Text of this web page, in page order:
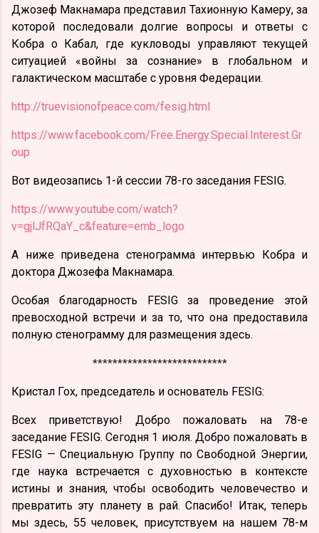
Джозеф Макнамара представил Тахионную Камеру, за
которой последовали долгие вопросы и ответы с
Кобра о Кабал, где кукловоды управляют текущей
ситуацией «войны за сознание» в глобальном и
галактическом масштабе с уровня Федерации.
http://truevisionofpeace.com/fesig.html
https://www.facebook.com/Free.Energy.Special.Interest.Gr
oup
Вот видеозапись 1-й сессии 78-го заседания FESIG.
https://www.youtube.com/watch?
v=gjlJfRQaY_c&feature=emb_logo
А ниже приведена стенограмма интервью Кобра и
доктора Джозефа Макнамара.
Особая благодарность FESIG за проведение этой
превосходной встречи и за то, что она предоставила
полную стенограмму для размещения здесь.
***************************
Кристал Гох, председатель и основатель FESIG:
Всех приветствую! Добро пожаловать на 78-е
заседание FESIG. Сегодня 1 июля. Добро пожаловать в
FESIG — Специальную Группу по Свободной Энергии,
где наука встречается с духовностью в контексте
истины и знания, чтобы освободить человечество и
превратить эту планету в рай. Спасибо! Итак, теперь
мы здесь, 55 человек, присутствуем на нашем 78-м